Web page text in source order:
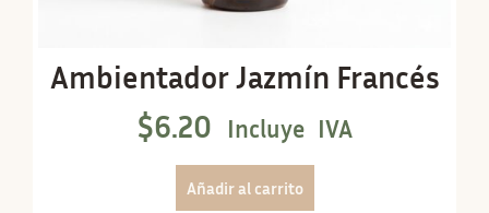
Ambientador Jazmín Francés
$6.20 Incluye IVA
Añadir al carrito